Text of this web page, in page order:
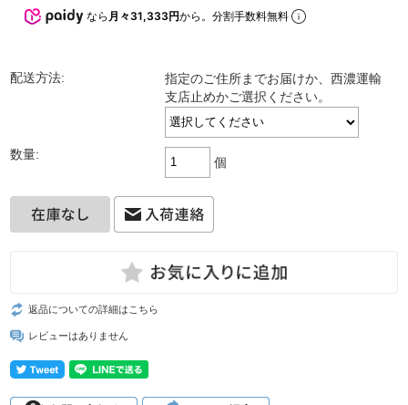
なら 月々31,333円から。分割手数料無料
配送方法:
指定のご住所までお届けか、西濃運輸
支店止めかご選択ください。
数量:
個
返品についての詳細はこちら
レビューはありません